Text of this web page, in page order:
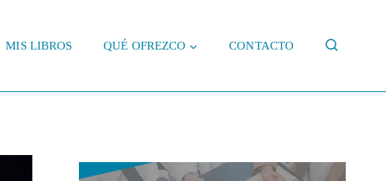
MIS LIBROS QUÉ OFREZCO CONTACTO